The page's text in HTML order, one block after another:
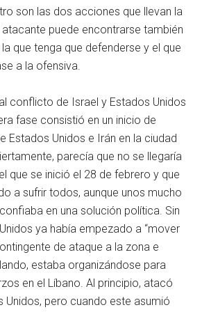
son las dos acciones que llevan la
atacante puede encontrarse también
que tenga que defenderse y el que
a la ofensiva.
conflicto de Israel y Estados Unidos
fase consistió en un inicio de
Estados Unidos e Irán en la ciudad
parecía que no se llegaría
que se inició el 28 de febrero y que
a sufrir todos, aunque unos mucho
en una solución política. Sin
ya había empezado a “mover
de ataque a la zona e
estaba organizándose para
en el Líbano. Al principio, atacó
Unidos, pero cuando este asumió